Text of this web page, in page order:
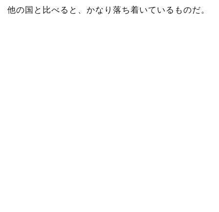
他の国と比べると、かなり落ち着いているものだ。